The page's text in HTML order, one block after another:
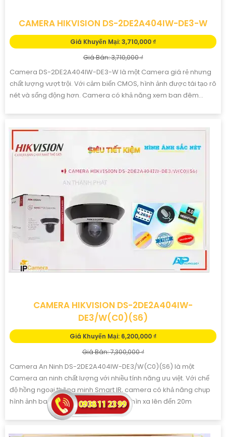
CAMERA HIKVISION DS-2DE2A404IW-DE3-W
Giá Khuyến Mại: 3,710,000 ₫
Giá Bán: 3,710,000 ₫
Camera DS-2DE2A404IW-DE3-W là một Camera giá rẻ nhưng
chất lượng vượt trội. Với cảm biến CMOS, hình ảnh được tái tạo rõ
nét và sống động hơn. Camera có khả năng xem ban đêm...
CAMERA HIKVISION DS-2DE2A404IW-
DE3/W(C0)(S6)
Giá Khuyến Mại: 6,200,000 ₫
Giá Bán: 7,300,000 ₫
Camera An Ninh DS-2DE2A404IW-DE3/W(C0)(S6) là một
Camera an ninh chất lượng với nhiều tính năng ưu việt. Với chế
độ hồng ngoại thông minh Smart IR, camera có khả năng chụp
hình ảnh ban đêm sáng đẹp với tầm nhìn xa lên đến 20m